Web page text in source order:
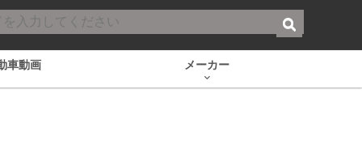
車動画 メーカー